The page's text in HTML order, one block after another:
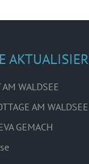
AM WALDSEE
AM
GEMACH